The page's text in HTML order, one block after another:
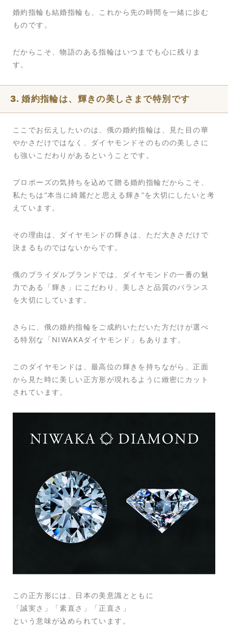
婚約指輪も結婚指輪も、これから先の時間を一緒に歩む
ものです。
だからこそ、物語のある指輪はいつまでも心に残りま
す。
3. 婚約指輪は、輝きの美しさまで特別です
ここでお伝えしたいのは、俄の婚約指輪は、見た目の華
やかさだけではなく、ダイヤモンドそのものの美しさに
も強いこだわりがあるということです。
プロポーズの気持ちを込めて贈る婚約指輪だからこそ、
私たちは“本当に綺麗だと思える輝き”を大切にしたいと考
えています。
その理由は、ダイヤモンドの輝きは、ただ大きさだけで
決まるものではないからです。
俄のブライダルブランドでは、ダイヤモンドの一番の魅
力である「輝き」にこだわり、美しさと品質のバランス
を大切にしています。
さらに、俄の婚約指輪をご成約いただいた方だけが選べ
る特別な「NIWAKAダイヤモンド」もあります。
このダイヤモンドは、最高位の輝きを持ちながら、正面
から見た時に美しい正方形が現れるように緻密にカット
されています。
この正方形には、日本の美意識とともに
「誠実さ」「素直さ」「正直さ」
という意味が込められています。